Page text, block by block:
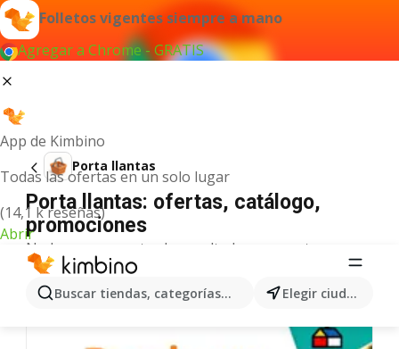
Folletos vigentes siempre a mano
Agregar a Chrome - GRATIS
App de Kimbino
Todas las ofertas en un solo lugar
(14,1 k reseñas)
Abrir
Buscar tiendas, categorías, productos... Elegir ciudad
Porta llantas
Porta llantas: ofertas, catálogo,
promociones
No hemos encontrado resultados para este
término.
Más ofertas en la categoría